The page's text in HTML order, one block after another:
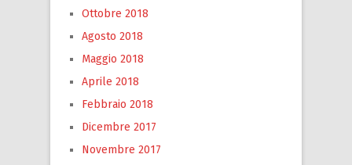
Ottobre 2018
Agosto 2018
Maggio 2018
Aprile 2018
Febbraio 2018
Dicembre 2017
Novembre 2017